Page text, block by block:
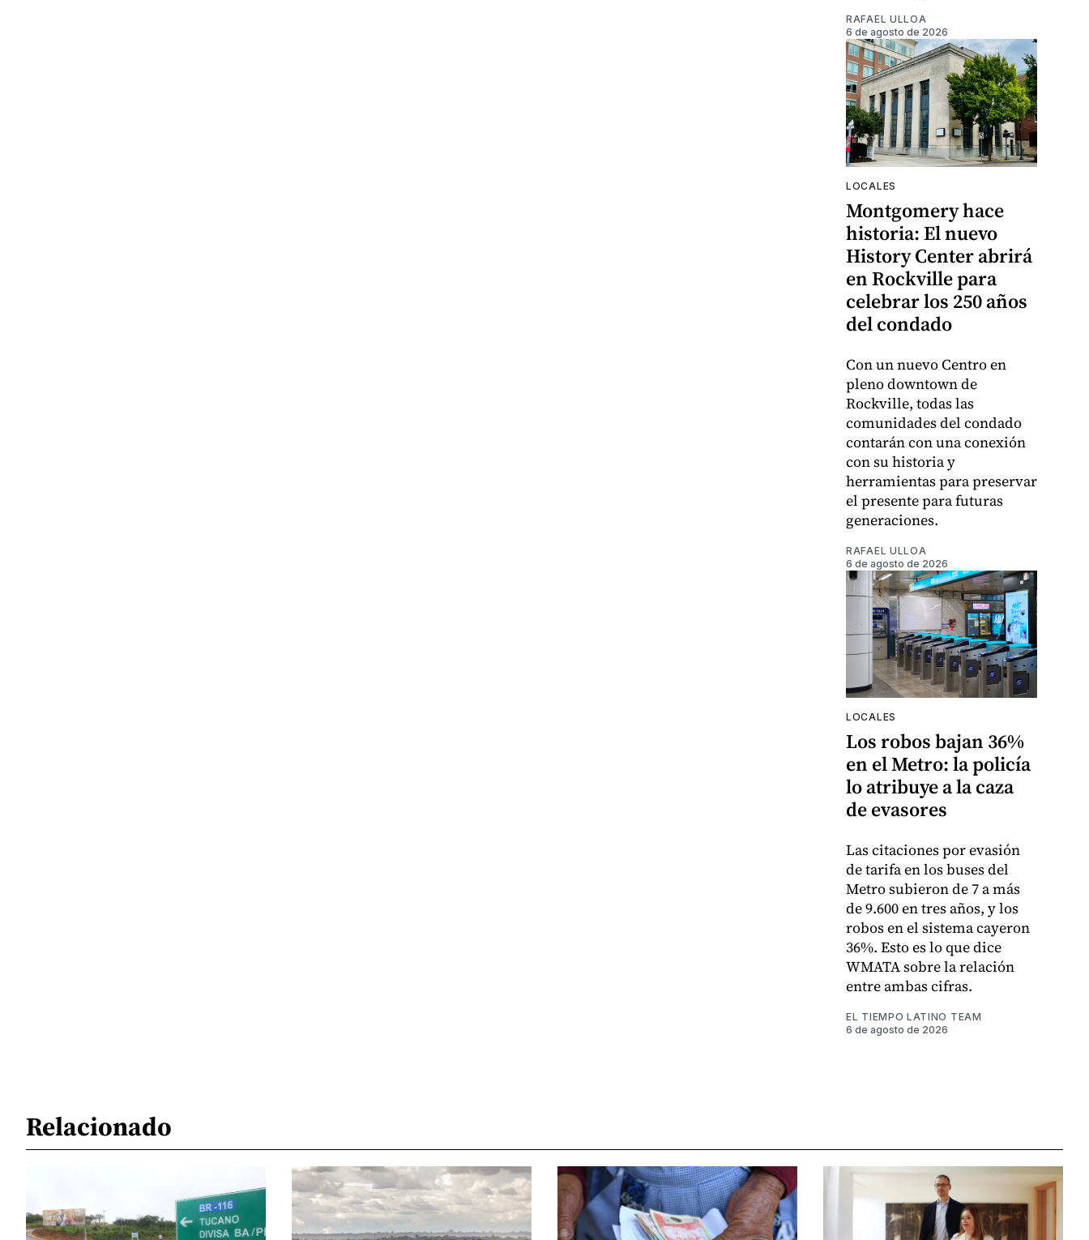
RAFAEL ULLOA
6 de agosto de 2026
LOCALES
Montgomery hace
historia: El nuevo
History Center abrirá
en Rockville para
celebrar los 250 años
del condado
Con un nuevo Centro en
pleno downtown de
Rockville, todas las
comunidades del condado
contarán con una conexión
con su historia y
herramientas para preservar
el presente para futuras
generaciones.
RAFAEL ULLOA
6 de agosto de 2026
LOCALES
Los robos bajan 36%
en el Metro: la policía
lo atribuye a la caza
de evasores
Las citaciones por evasión
de tarifa en los buses del
Metro subieron de 7 a más
de 9.600 en tres años, y los
robos en el sistema cayeron
36%. Esto es lo que dice
WMATA sobre la relación
entre ambas cifras.
EL TIEMPO LATINO TEAM
6 de agosto de 2026
Relacionado